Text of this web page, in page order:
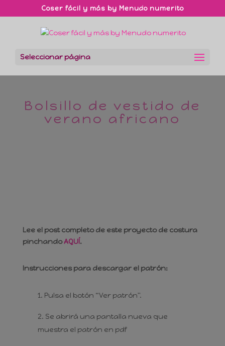
Coser fácil y más by Menudo numerito
Seleccionar página
Bolsillo de vestido de
verano africano
Lee el post completo de este proyecto de costura
pinchandoAQUÍ.
Instrucciones para descargar el patrón:
Pulsa el botón “Ver patrón".
Se abrirá una pantalla nueva que
muestra el patrón en pdf